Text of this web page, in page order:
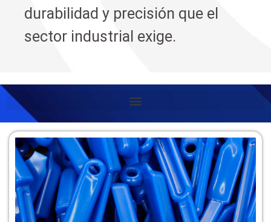
durabilidad y precisión que el
sector industrial exige.